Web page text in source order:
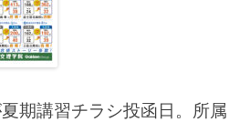
期講習チラシ投函日。所属